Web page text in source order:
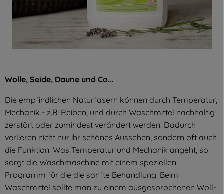
Wolle, Seide, Daune und Co...
Die empfindlichen Naturfasern können durch Temperatur,
Mechanik - z.B. Reiben, und durch Waschmittel nachhaltig
zerstört oder zumindest verändert werden. Dadurch
verlieren nicht nur ihr schönes Aussehen, sondern oft auch
die Funktion. Was Temperatur und Mechanik angeht, so
sorgt die Waschmaschine mit einem speziellen
Programm für die die sanfte Behandlung. Beim
Waschmittel sollte man zu einem ausgesprochenen Woll-